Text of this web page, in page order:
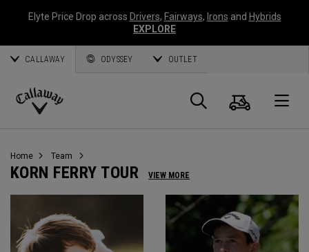
Elyte Price Drop across Drivers, Fairways, Irons and Hybrids
EXPLORE
CALLAWAY ODYSSEY OUTLET
Callaway
Suche
Home Team
KORN FERRY TOUR VIEW MORE